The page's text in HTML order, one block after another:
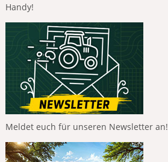
Handy!
Meldet euch für unseren Newsletter an!